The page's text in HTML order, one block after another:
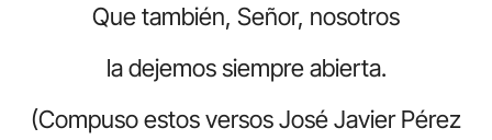
Que también, Señor, nosotros
la dejemos siempre abierta.
(Compuso estos versos José Javier Pérez